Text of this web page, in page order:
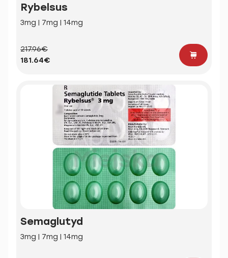
Rybelsus
3mg | 7mg | 14mg
217.96€
181.64€
Semaglutyd
3mg | 7mg | 14mg